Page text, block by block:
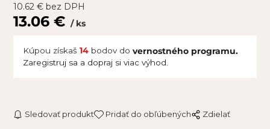
10.62€ bez DPH
13.06€ ks
Kúpou získaš 14bodov do vernostného programu.
Zaregistruj sa a dopraj si viac výhod.
Sledovať produkt Pridať do obľúbených Zdielať